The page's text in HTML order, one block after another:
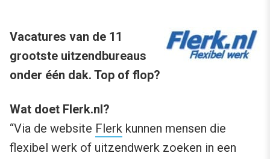
Vacatures van de 11
grootste uitzendbureaus
onder één dak. Top of flop?
Wat doet Flerk.nl?
“Via de website Flerk kunnen mensen die
flexibel werk of uitzendwerk zoeken in een